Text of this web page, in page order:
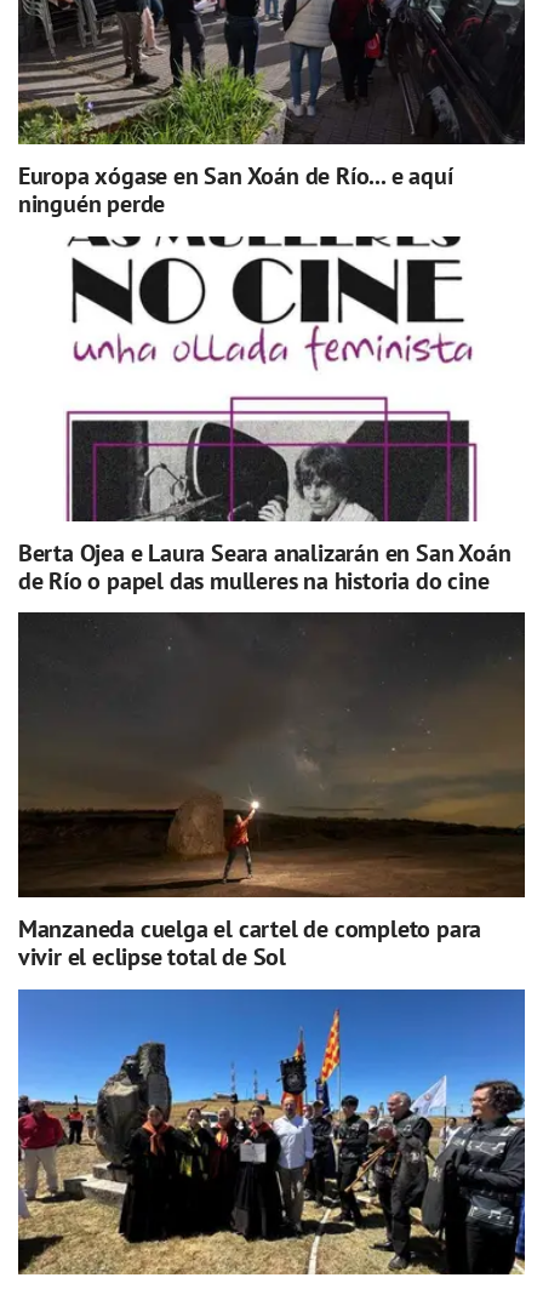
Europa xógase en San Xoán de Río... e aquí
ninguén perde
Berta Ojea e Laura Seara analizarán en San Xoán
de Río o papel das mulleres na historia do cine
Manzaneda cuelga el cartel de completo para
vivir el eclipse total de Sol